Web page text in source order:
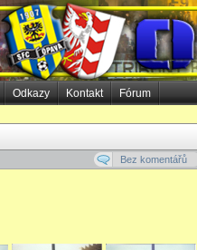
Odkazy Kontakt Fórum
Bez komentářů